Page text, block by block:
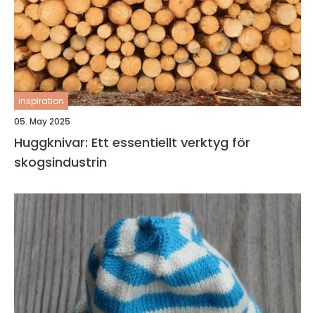
inspiration
05. May 2025
Huggknivar: Ett essentiellt verktyg för
skogsindustrin